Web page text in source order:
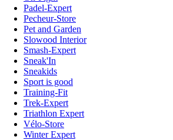
Padel-Expert
Pecheur-Store
Pet and Garden
Slowood Interior
Smash-Expert
Sneak'In
Sneakids
Sport is good
Training-Fit
Trek-Expert
Triathlon Expert
Vélo-Store
Winter Expert